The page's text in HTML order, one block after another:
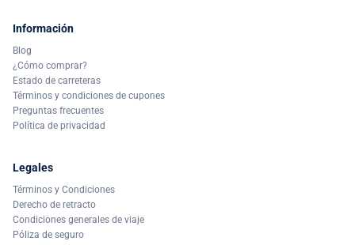
Información
Blog
¿Cómo comprar?
Estado de carreteras
Términos y condiciones de cupones
Preguntas frecuentes
Política de privacidad
Legales
Términos y Condiciones
Derecho de retracto
Condiciones generales de viaje
Póliza de seguro